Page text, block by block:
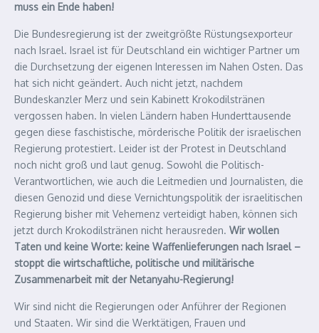
muss ein Ende haben!
Die Bundesregierung ist der zweitgrößte Rüstungsexporteur
nach Israel. Israel ist für Deutschland ein wichtiger Partner um
die Durchsetzung der eigenen Interessen im Nahen Osten. Das
hat sich nicht geändert. Auch nicht jetzt, nachdem
Bundeskanzler Merz und sein Kabinett Krokodilstränen
vergossen haben. In vielen Ländern haben Hunderttausende
gegen diese faschistische, mörderische Politik der israelischen
Regierung protestiert. Leider ist der Protest in Deutschland
noch nicht groß und laut genug. Sowohl die Politisch-
Verantwortlichen, wie auch die Leitmedien und Journalisten, die
diesen Genozid und diese Vernichtungspolitik der israelitischen
Regierung bisher mit Vehemenz verteidigt haben, können sich
jetzt durch Krokodilstränen nicht herausreden. Wir wollen
Taten und keine Worte: keine Waffenlieferungen nach Israel –
stoppt die wirtschaftliche, politische und militärische
Zusammenarbeit mit der Netanyahu-Regierung!
Wir sind nicht die Regierungen oder Anführer der Regionen
und Staaten. Wir sind die Werktätigen, Frauen und